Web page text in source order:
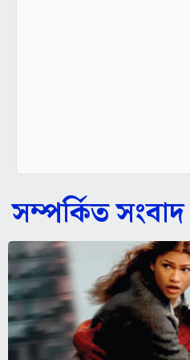
সম্পর্কিত সংবাদ